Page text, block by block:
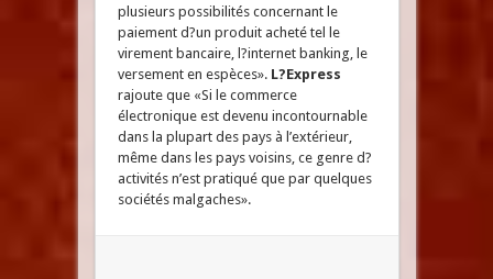
plusieurs possibilités concernant le
paiement d?un produit acheté tel le
virement bancaire, l?internet banking, le
versement en espèces». L?Express
rajoute que «Si le commerce
électronique est devenu incontournable
dans la plupart des pays à l’extérieur,
même dans les pays voisins, ce genre d?
activités n’est pratiqué que par quelques
sociétés malgaches».